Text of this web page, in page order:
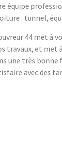
équipe
: tunnel,
44 met à
travaux, et met
une très
avec des